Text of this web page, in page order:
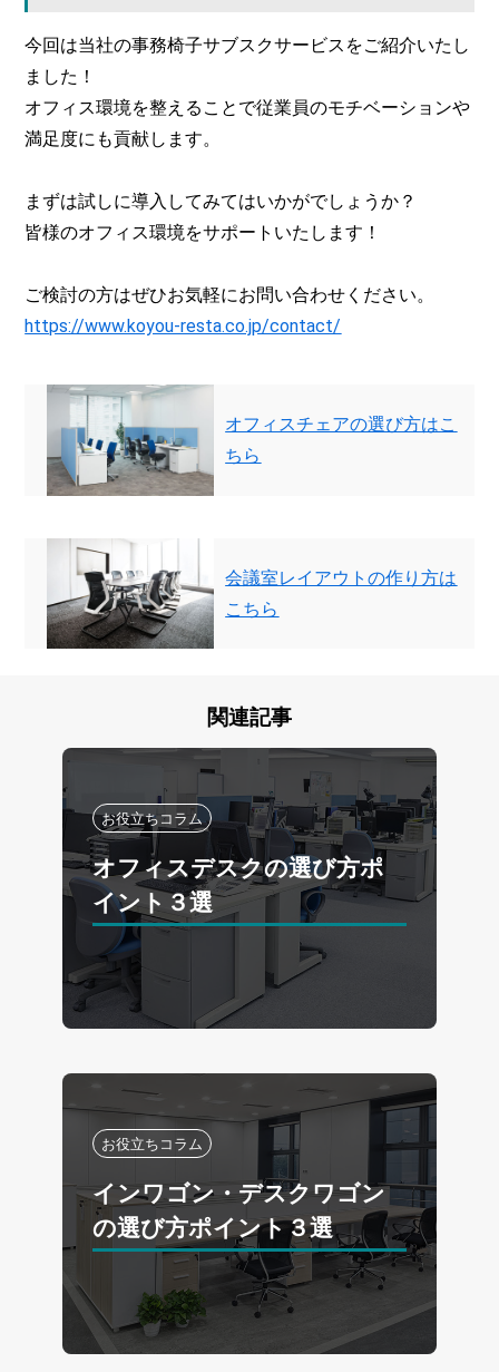
今回は当社の事務椅子サブスクサービスをご紹介いたし
ました！
オフィス環境を整えることで従業員のモチベーションや
満足度にも貢献します。
まずは試しに導入してみてはいかがでしょうか？
皆様のオフィス環境をサポートいたします！
ご検討の方はぜひお気軽にお問い合わせください。
https://www.koyou-resta.co.jp/contact/
オフィスチェアの選び方はこ
ちら
会議室レイアウトの作り方は
こちら
関連記事
オフィスデスクの選び方ポ
イント３選
お役立ちコラム
インワゴン・デスクワゴン
の選び方ポイント３選
お役立ちコラム